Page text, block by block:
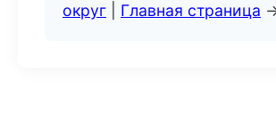
округ
Главная страница